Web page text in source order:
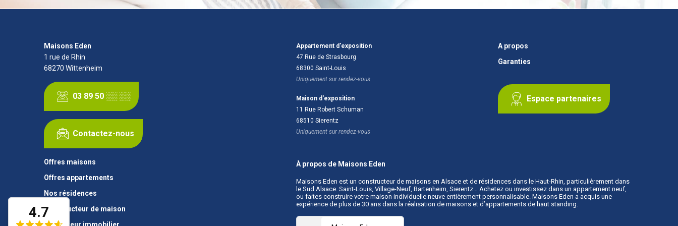
Maisons Eden
1 rue de Rhin
68270 Wittenheim
03 89 50 ░░ ░░
Contactez-nous
Appartement d'exposition
47 Rue de Strasbourg
68300 Saint-Louis
Uniquement sur rendez-vous
Maison d'exposition
11 Rue Robert Schuman
68510 Sierentz
Uniquement sur rendez-vous
A propos
Garanties
Espace partenaires
Offres maisons
Offres appartements
Nos résidences
Constructeur de maison
Promoteur immobilier
À propos de Maisons Eden
Maisons Eden est unconstructeur de maisons en Alsace et de résidences dans le Haut-Rhin, particulièrement dans
le Sud Alsace. Saint-Louis, Village-Neuf, Bartenheim, Sierentz… Achetez ou investissez dans un appartement neuf,
ou faites construire votre maison individuelle neuve entièrement personnalisable. Maisons Eden a acquis une
expérience de plus de 30 ans dans la réalisation de maisons et d’appartements de haut standing.
4.7